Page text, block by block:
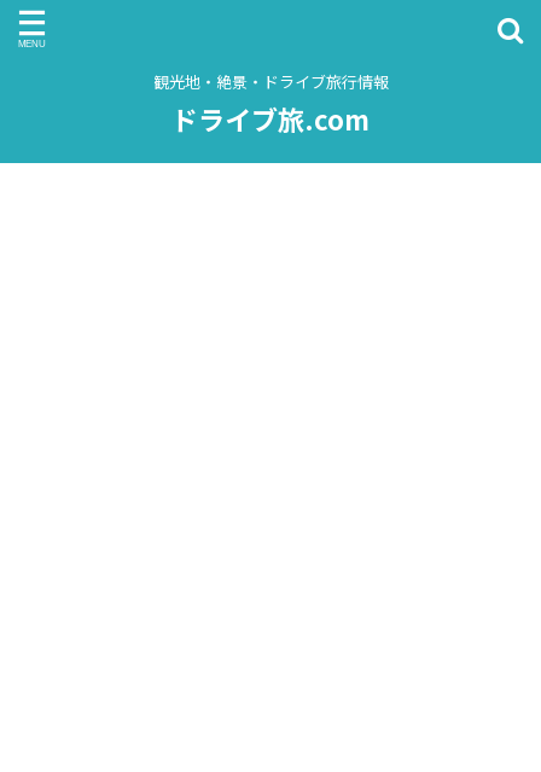
観光地・絶景・ドライブ旅行情報
ドライブ旅.com